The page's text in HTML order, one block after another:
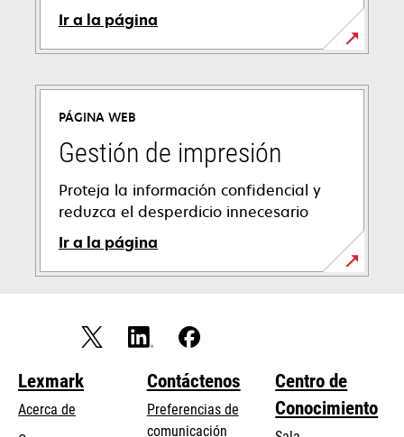
Ir a la página
PÁGINA WEB
Gestión de impresión
Proteja la información confidencial y
reduzca el desperdicio innecesario
Ir a la página
Lexmark
Acerca de
Contáctenos
Preferencias de
comunicación
Centro de
Conocimiento